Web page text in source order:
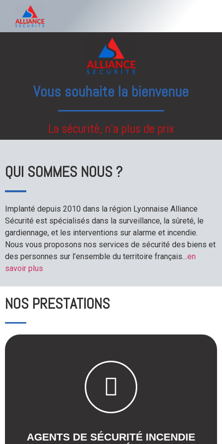
Vous souhaite la bienvenue
La sécurité, n'a plus de prix
QUI SOMMES NOUS ?
Implanté depuis 2010 dans la région Lyonnaise Alliance
Sécurité est spécialisés dans la surveillance, la sûreté, le
gardiennage, et les interventions sur alarme et incendie.
Nous vous proposons nos services de sécurité des biens et
des personnes sur l’ensemble du territoire français…en
savoir plus
NOS PRESTATIONS
AGENTS DE SÉCURITÉ INCENDIE
Nos agents de sécurité incendie certifiés
sont chargés de la prévention incendie dans
ces derniers.